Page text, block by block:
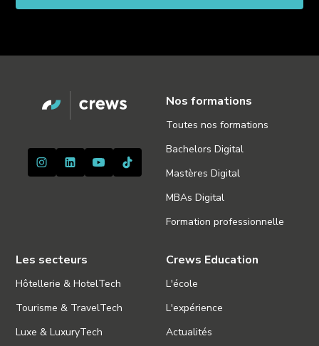
Nos formations
Toutes nos formations
Bachelors Digital
Mastères Digital
MBAs Digital
Formation professionnelle
Les secteurs
Hôtellerie & HotelTech
Tourisme & TravelTech
Luxe & LuxuryTech
Crews Education
L'école
L'expérience
Actualités